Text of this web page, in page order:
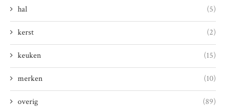
hal (5)
kerst (2)
keuken (15)
merken (10)
overig (89)